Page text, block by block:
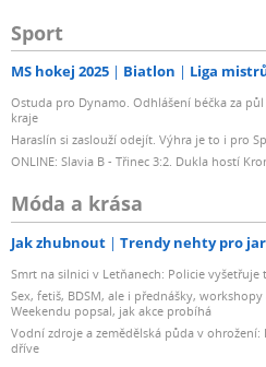
Sport
MS hokej 2025 Biatlon Liga
Ostuda pro Dynamo. Odhlášení béčka za
kraje
Haraslín si zaslouží odejít. Výhra je to i pro
ONLINE: Slavia B - Třinec 3:2. Dukla hostí
Móda a krása
Jak zhubnout Trendy nehty pro
Smrt na silnici v Letňanech: Policie
Sex, fetiš, BDSM, ale i přednášky,
Weekendu popsal, jak akce probíhá
Vodní zdroje a zemědělská půda v
dříve